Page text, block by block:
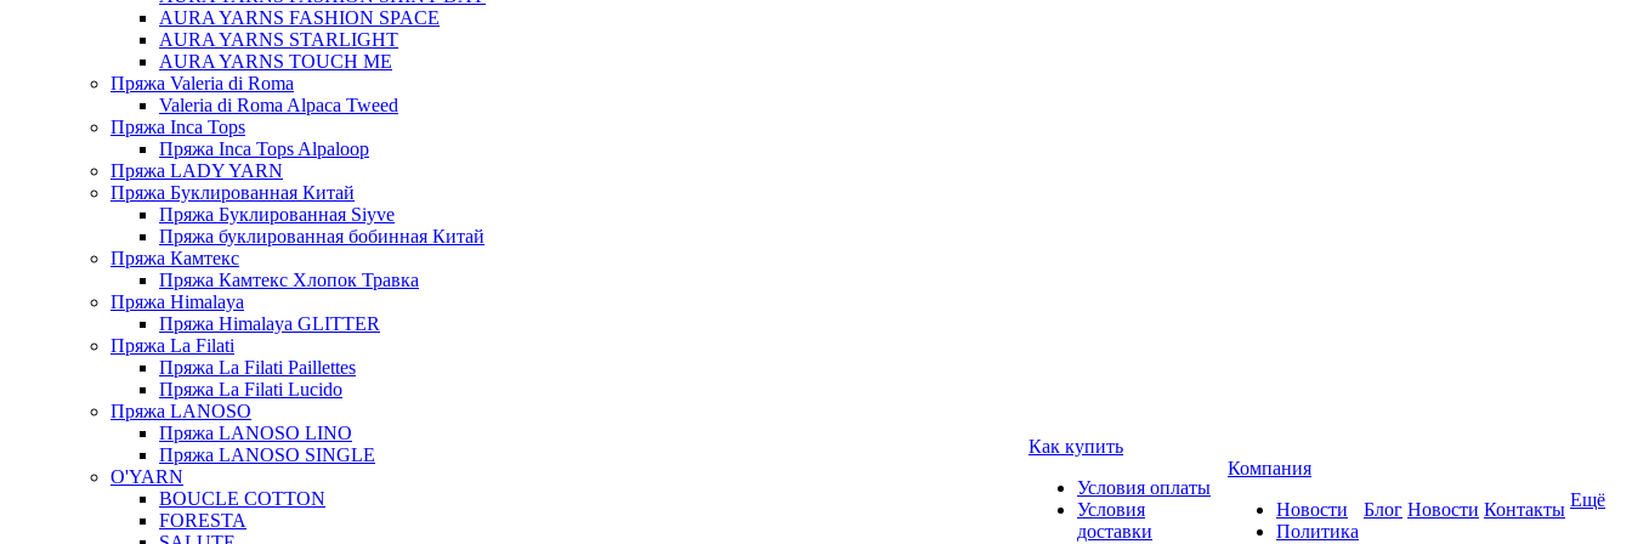
AURA YARNS FASHION SPACE
AURA YARNS STARLIGHT
AURA YARNS TOUCH ME
Пряжа Valeria di Roma
Valeria di Roma Alpaca Tweed
Пряжа Inca Tops
Пряжа Inca Tops Alpaloop
Пряжа LADY YARN
Пряжа Буклированная Китай
Пряжа Буклированная Siyve
Пряжа буклированная бобинная Китай
Пряжа Камтекс
Пряжа Камтекс Хлопок Травка
Пряжа Himalaya
Пряжа Himalaya GLITTER
Пряжа La Filati
Пряжа La Filati Paillettes
Пряжа La Filati Lucido
Пряжа LANOSO
Пряжа LANOSO LINO
Пряжа LANOSO SINGLE
O'YARN
BOUCLE COTTON
FORESTA
Как купить
Условия оплаты
Условия
доставки
Компания
Новости
Политика
Блог Новости Контакты Ещё